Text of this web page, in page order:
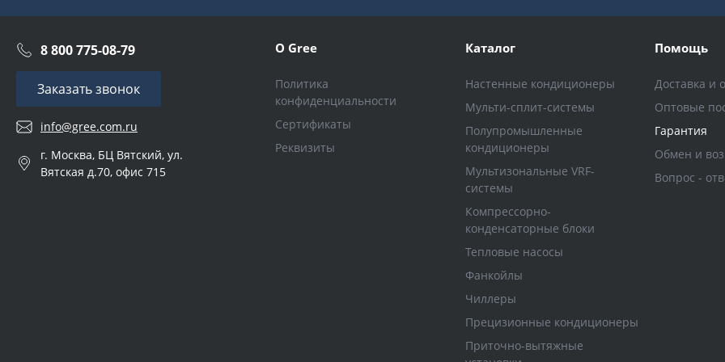
8 800 775-08-79
Заказать звонок
info@gree.com.ru
г. Москва, БЦ Вятский, ул.
Вятская д.70, офис 715
О Gree
Политика
конфиденциальности
Сертификаты
Реквизиты
Каталог
Настенные кондиционеры
Мульти-сплит-системы
Полупромышленные
кондиционеры
Мультизональные VRF-
системы
Компрессорно-
конденсаторные блоки
Тепловые насосы
Фанкойлы
Чиллеры
Прецизионные кондиционеры
Приточно-вытяжные
Помощь
Доставка и
Оптовые
Гарантия
Обмен и
Вопрос -